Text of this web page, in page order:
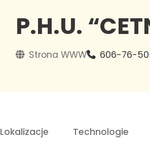
P.H.U.
Strona WWW 606-76-
Lokalizacje Technologie